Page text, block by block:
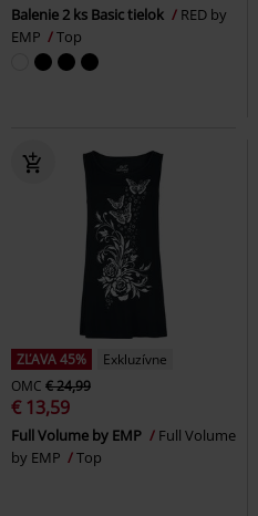
Balenie 2 ks Basic tielok
RED by
EMP
Top
ZĽAVA 45%
Exkluzívne
OMC € 24,99
€ 13,59
Full Volume by EMP
Full Volume
by EMP
Top